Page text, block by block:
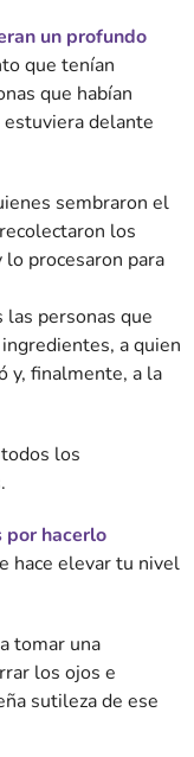
un profundo
que tenían
que habían
delante
sembraron el
los
procesaron para
las personas que
a quien
y, finalmente, a la
los
por hacerlo
hace elevar tu nivel
tomar una
los ojos e
sutileza de ese